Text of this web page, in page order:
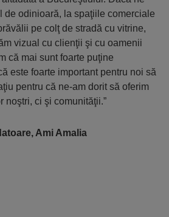
de odinioară, la spaţiile comerciale
pe colţ de stradă cu vitrine,
vizual cu clienţii şi cu oamenii
că mai sunt foarte puţine
este foarte important pentru noi să
pentru că ne-am dorit să oferim
noştri, ci şi comunităţii.”
Ami Amalia